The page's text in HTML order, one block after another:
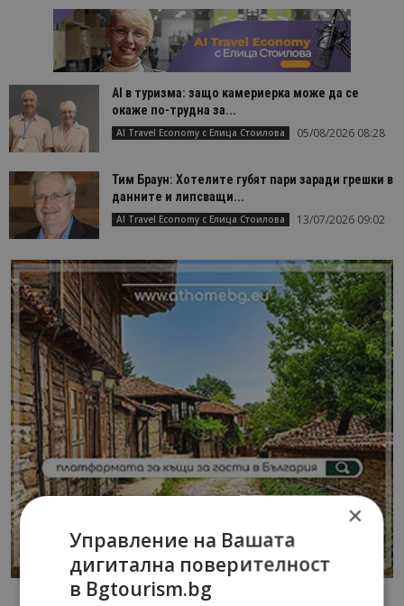
AI в туризма: защо камериерка може да се
окаже по-трудна за...
AI Travel Economy с Елица Стоилова 05/08/2026 08:28
Тим Браун: Хотелите губят пари заради грешки в
данните и липсващи...
AI Travel Economy с Елица Стоилова 13/07/2026 09:02
×
Управление на Вашата
дигитална поверителност
в Bgtourism.bg